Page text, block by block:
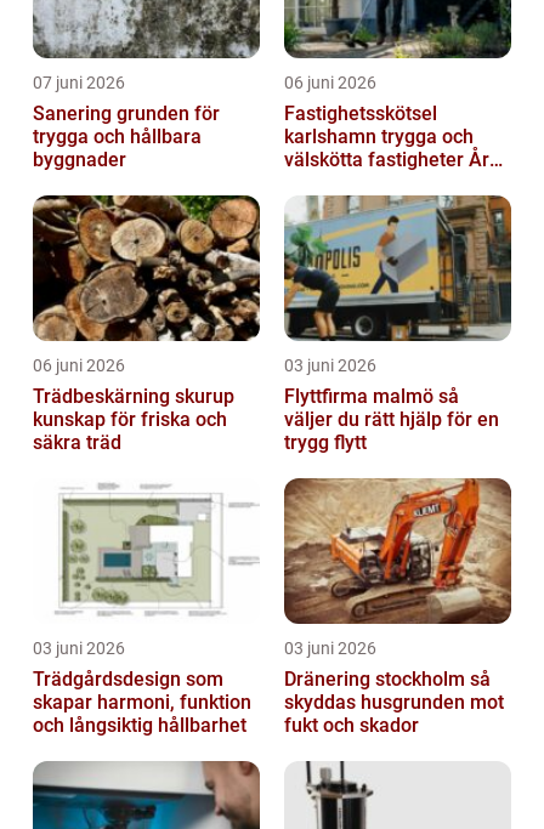
07 juni 2026
Sanering grunden för
trygga och hållbara
byggnader
06 juni 2026
Fastighetsskötsel
karlshamn trygga och
välskötta fastigheter Året
06 juni 2026
Trädbeskärning skurup
kunskap för friska och
säkra träd
03 juni 2026
Flyttfirma malmö så
väljer du rätt hjälp för en
trygg flytt
03 juni 2026
Trädgårdsdesign som
skapar harmoni, funktion
och långsiktig hållbarhet
03 juni 2026
Dränering stockholm så
skyddas husgrunden mot
fukt och skador